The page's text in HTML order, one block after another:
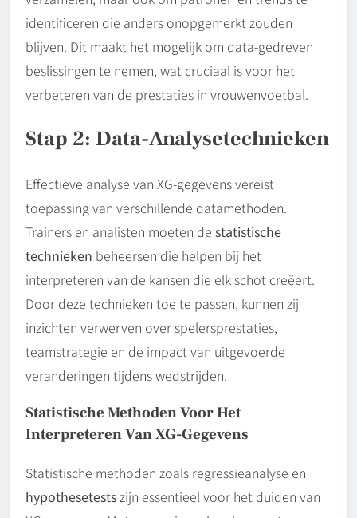
identificeren die anders onopgemerkt zouden
blijven. Dit maakt het mogelijk om data-gedreven
beslissingen te nemen, wat cruciaal is voor het
verbeteren van de prestaties in vrouwenvoetbal.
Stap 2: Data-Analysetechnieken
Effectieve analyse van XG-gegevens vereist
toepassing van verschillende datamethoden.
Trainers en analisten moeten de statistische
technieken beheersen die helpen bij het
interpreteren van de kansen die elk schot creëert.
Door deze technieken toe te passen, kunnen zij
inzichten verwerven over spelersprestaties,
teamstrategie en de impact van uitgevoerde
veranderingen tijdens wedstrijden.
Statistische Methoden Voor Het
Interpreteren Van XG-Gegevens
Statistische methoden zoals regressieanalyse en
hypothesetests zijn essentieel voor het duiden van